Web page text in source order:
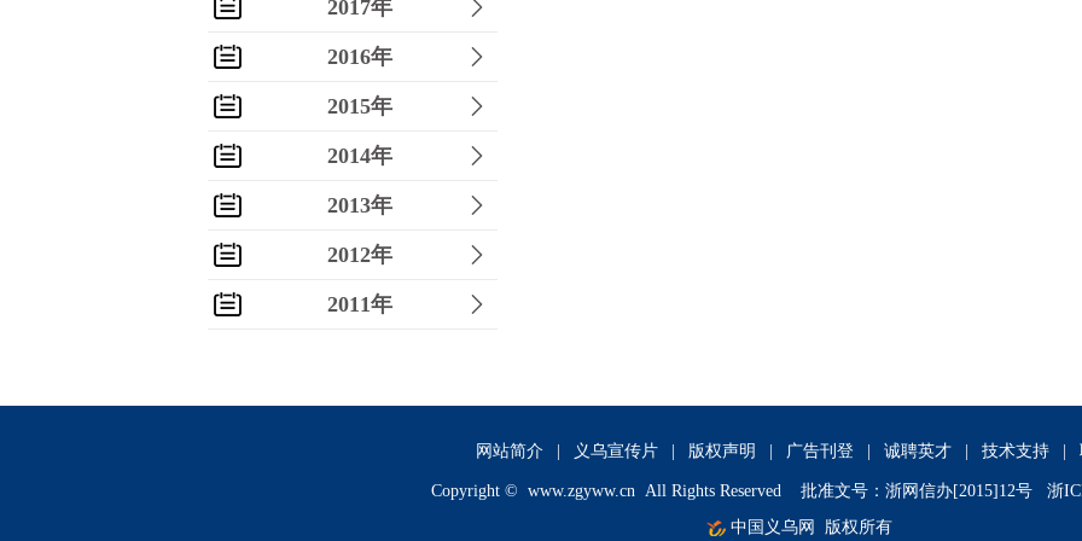
2017年
2016年
2015年
2014年
2013年
2012年
2011年
2009年
网站简介 义乌宣传片 版权声明 广告刊登 诚聘英才 技术支持
Copyright © www.zgyww.cn All Rights Reserved 批准文号：浙网信办[2015]12号 浙
中国义乌网
版权所有